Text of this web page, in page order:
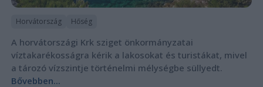
Horvátország Hőség
A horvátországi Krk sziget önkormányzatai
víztakarékosságra kérik a lakosokat és turistákat, mivel
a tározó vízszintje történelmi mélységbe süllyedt.
Bővebben...